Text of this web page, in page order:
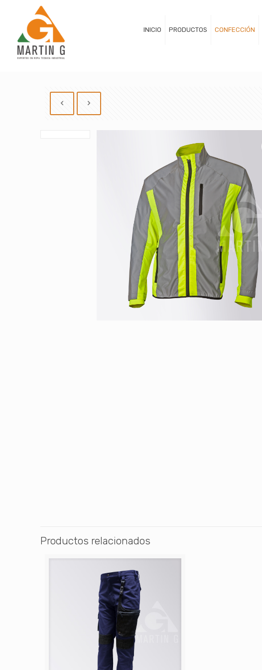
INICIO PRODUCTOS CONFECCIÓN
Productos relacionados